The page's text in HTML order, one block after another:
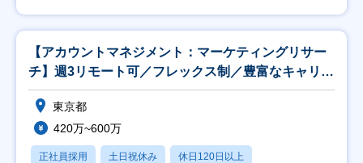
【アカウントマネジメント：マーケティングリサー
チ】週3リモート可／フレックス制／豊富なキャリア
パス
東京都
420万~600万
正社員採用 土日祝休み 休日120日以上